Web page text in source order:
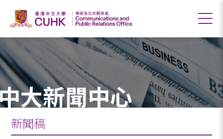
大新聞中心
新聞稿